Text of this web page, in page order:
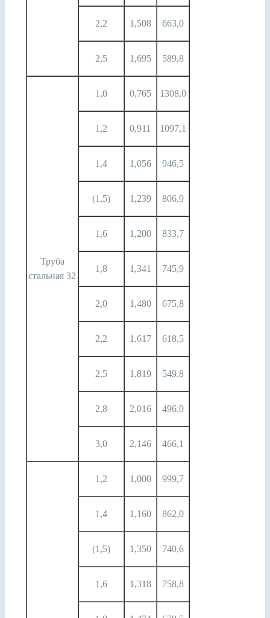
2,2 1,508 663,0
2,5 1,695 589,8
Труба
стальная 32
1,0 0,765 1308,0
1,2 0,911 1097,1
1,4 1,056 946,5
(1,5) 1,239 806,9
1,6 1,200 833,7
1,8 1,341 745,9
2,0 1,480 675,8
2,2 1,617 618,5
2,5 1,819 549,8
2,8 2,016 496,0
3,0 2,146 466,1
1,2 1,000 999,7
1,4 1,160 862,0
(1,5) 1,350 740,6
1,6 1,318 758,8